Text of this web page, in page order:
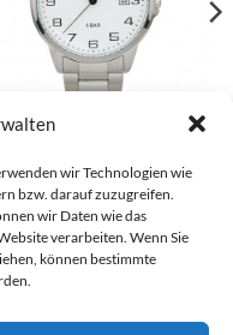
wir Technologien wie
bzw. darauf zuzugreifen.
wir Daten wie das
verarbeiten. Wenn Sie
können bestimmte
Unisex-Armbanduhr
202153-001